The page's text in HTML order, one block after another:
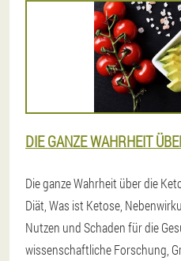
DIE GANZE WAHRHEIT
Die ganze Wahrheit über die
Diät, Was ist Ketose,
Nutzen und Schaden für die
wissenschaftliche Forschung,